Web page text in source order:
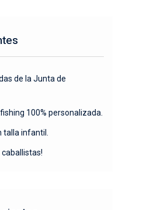
de la Junta de
100% personalizada.
talla infantil.
caballistas!